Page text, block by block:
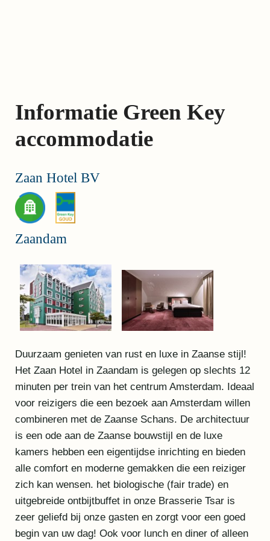
Jump
to
the
Informatie Green Key
accommodatie
Zaan Hotel BV
Zaandam
Duurzaam genieten van rust en luxe in Zaanse stijl!
Het Zaan Hotel in Zaandam is gelegen op slechts 12
minuten per trein van het centrum Amsterdam. Ideaal
voor reizigers die een bezoek aan Amsterdam willen
combineren met de Zaanse Schans. De architectuur
is een ode aan de Zaanse bouwstijl en de luxe
kamers hebben een eigentijdse inrichting en bieden
alle comfort en moderne gemakken die een reiziger
zich kan wensen. het biologische (fair trade) en
uitgebreide ontbijtbuffet in onze Brasserie Tsar is
zeer geliefd bij onze gasten en zorgt voor een goed
begin van uw dag! Ook voor lunch en diner of alleen